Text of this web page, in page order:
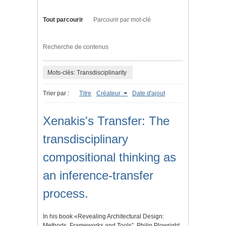
Tout parcourir Parcourir par mot-clé
Recherche de contenus
Mots-clés: Transdisciplinarity
Trier par : Titre Créateur Date d'ajout
Xenakis's Transfer: The
transdisciplinary
compositional thinking as
an inference-transfer
process.
In his book «Revealing Architectural Design: